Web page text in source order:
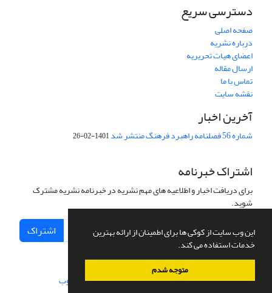
این وب سایت از کوکی ها برای اطمینان از ارائه بهترین
خدمات استفاده می کند.
متوجه شدم
دسترسی سریع
صفحه اصلی
درباره نشریه
اعضای هیات تحریریه
ارسال مقاله
تماس با ما
نقشه سایت
آخرین اخبار
شماره 56 فصلنامه راهبرد فرهنگ منتشر شد 1401-02-26
اشتراک خبرنامه
برای دریافت اخبار و اطلاعیه های مهم نشریه در خبرنامه نشریه مشترک
شوید.
اشتراک
سامانه مدیریت نشریات علمی.طراحی و پیاده سازی از سیناوب